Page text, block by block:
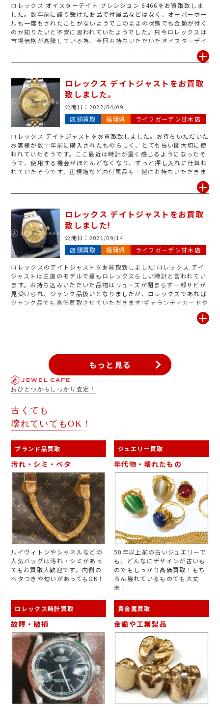
ロレックス オイスターデイト プレシジョン 6466をお買取致しま
した。数年前に譲り受けたお品で付属品などはなく、オーバーホー
ルも一度もされたことがないようでこのままの状態でも金額が付く
のか知りたいと不安に思われていたようでした。只今ロレックスは
市場価格が高騰している為、今回お持ちいただいたオイスターデイ
ト プレジションもしっかり高価買取させていただきました。お客
様も金額がついて良かったととても喜んでくださりました。ご自宅
が売り時です♪
ロレックス デイトジャストをお買取
致しました。
公開日： 2022/04/09
店頭買取 福岡県 ライフガーデン甘木店
ロレックス デイトジャストをお買取致しました。お持ちいただいた
お客様が数十年前に購入されたものらしく、とても長い間大切に使
われていたそうです。ここ最近は時計が重く感じるようになったそ
うで、使用する機会がほとんどなくなり、ずっと押し入れに仕舞わ
れていたそうです。正規箱などの付属品も一緒にお持ちいただきま
した。只今ロレックスは中古市場価格が高騰しております!今回お
持ちいただいたデイトジャストは、定番のデザインで人気ですので
あり、お客様も自身も金額が付くのか不安だったようですが、想像
以上の金額に大変喜んでいただけました♪時計をお持ちの際は、必
ず箱や保証書、余りゴマなどご一緒にお持ち込みください。
ロレックス デイトジャストをお買取
致しました!
公開日： 2021/09/14
店頭買取 福岡県 ライフガーデン甘木店
ロレックスのデイトジャストをお買取致しました!ロレックス デイ
ジャストは王道のモデルで最もロレックスらしい時計と言われてい
ます。お持ち込みいただいた品物はリューズが閉まらず一部サビが
見受けられ、ジャンク品扱いとなりましたが、ロレックスであれば
ジャンク品でも高価買取させていただきます!ギャランティカードや
箱、余りコマなどの付属品もございましたぜひご一緒にお待ちくだ
もっと見る
おひとつからしっかり査定！
古くても
壊れていてもOK！
ブランド品買取
汚れ・シミ・ベタ
ルイヴィトンやシャネルなどの
人気バッグは汚れ・シミがあっ
てもお買取大歓迎です。内側の
ベタつきや匂いがあってもOK！
ジュエリー買取
年代物・壊れたもの
50年以上前の古いジュエリーで
も、どんなにデザインが古いも
のでもしっかり高価買取！もち
ろん壊れているものでも大丈
夫！
ロレックス時計買取
故障・破損
貴金属買取
金歯や工業製品